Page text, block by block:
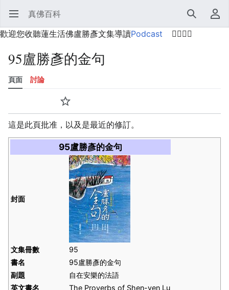
開啟主選單 真佛百科 搜尋
使用者選單
歡迎您收聽蓮生活佛盧勝彥文集導讀Podcast 🙋‍♂️🙋‍♀️
95盧勝彥的金句
頁面 討論
監視
這是此頁批准，以及是最近的修訂。
95盧勝彥的金句
封面
文集冊數
95
書名
95盧勝彥的金句
副題
自在安樂的法語
英文書名
The Proverbs of Shen-yen Lu